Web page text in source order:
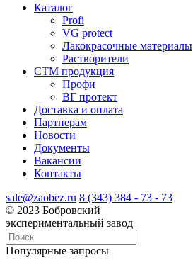
Каталог
Profi
VG protect
Лакокрасочные материалы
Растворители
CTM продукция
Профи
ВГ протект
Доставка и оплата
Партнерам
Новости
Документы
Вакансии
Контакты
sale@zaobez.ru 8 (343) 384 - 73 - 73
© 2023 Бобровский
экспериментальный завод
Популярные запросы